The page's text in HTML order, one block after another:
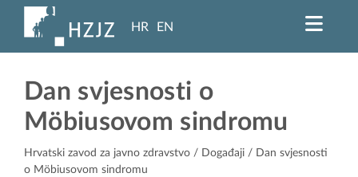
HR EN
Dan svjesnosti o
Möbiusovom sindromu
Hrvatski zavod za javno zdravstvo / Događaji / Dan svjesnosti
o Möbiusovom sindromu